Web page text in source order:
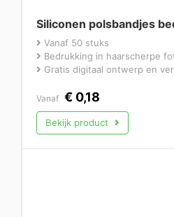
Siliconen polsbandjes
Vanaf 50 stuks
Bedrukking in haarscherpe
Gratis digitaal ontwerp en
Vanaf € 0,18
Bekijk product